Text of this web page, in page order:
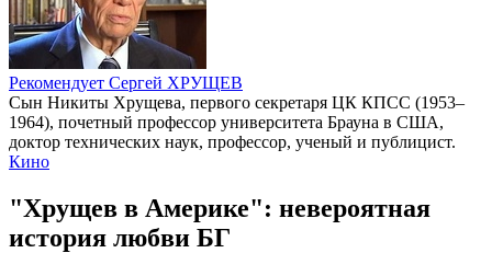
Рекомендует Сергей ХРУЩЕВ
Сын Никиты Хрущева, первого секретаря ЦК КПСС (1953–
1964), почетный профессор университета Брауна в США,
доктор технических наук, профессор, ученый и публицист.
Кино
"Хрущев в Америке": невероятная
история любви БГ